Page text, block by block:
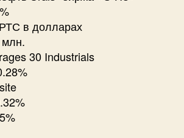
в долларах
30 Industrials